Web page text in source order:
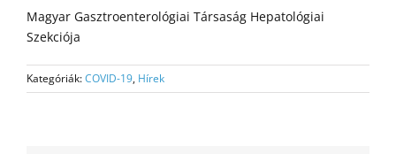
Magyar Gasztroenterológiai Társaság Hepatológiai
Szekciója
Kategóriák:COVID-19, Hírek